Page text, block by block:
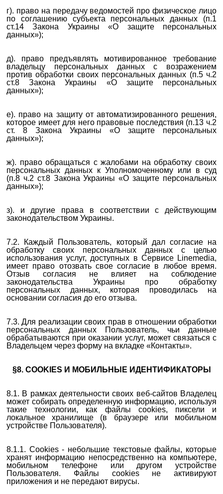
г). право на передачу ведомостей про физическое лицо
по соглашению субъекта персональных данных (п.1
ст.14 Закона Украины «О защите персональных
данных»);
д). право предъявлять мотивированное требование
владельцу персональных данных с возражением
против обработки своих персональных данных (п.5 ч.2
ст.8 Закона Украины «О защите персональных
данных»);
е). право на защиту от автоматизированного решения,
которое имеет для него правовые последствия (п.13 ч.2
ст. 8 Закона Украины «О защите персональных
данных»);
ж). право обращаться с жалобами на обработку своих
персональных данных к Уполномоченному или в суд
(п.8 ч.2 ст.8 Закона Украины «О защите персональных
данных»);
з). и другие права в соответствии с действующим
законодательством Украины.
7.2. Каждый Пользователь, который дал согласие на
обработку своих персональных данных с целью
использования услуг, доступных в Сервисе Linemedia,
имеет право отозвать свое согласие в любое время.
Отзыв согласия не влияет на соблюдение
законодательства Украины про обработку
персональных данных, которая проводилась на
основании согласия до его отзыва.
7.3. Для реализации своих прав в отношении обработки
персональных данных Пользователь, чьи данные
обрабатываются при оказании услуг, может связаться с
Владельцем через форму на вкладке «Контакты».
§8. COOKIES И МОБИЛЬНЫЕ ИДЕНТИФИКАТОРЫ
8.1. В рамках деятельности своих веб-сайтов Владелец
может собирать определенную информацию, используя
такие технологии, как файлы cookies, пиксели и
локальное хранилище (в браузере или мобильном
устройстве Пользователя).
8.1.1. Cookies - небольшие текстовые файлы, которые
хранят информацию непосредственно на компьютере,
мобильном телефоне или другом устройстве
Пользователя. Файлы cookies не активируют
приложения и не передают вирусы.